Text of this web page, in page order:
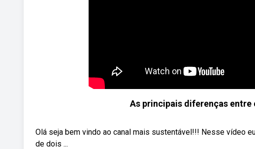
As principais diferenças
Olá seja bem vindo ao canal mais sustentável!!! Nesse vídeo
de dois ...